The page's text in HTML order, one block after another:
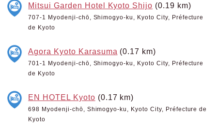
Mitsui Garden Hotel Kyoto Shijo (0.19 km)
707-1 Myodenji-chō, Shimogyo-ku, Kyoto City, Préfecture
de Kyoto
Agora Kyoto Karasuma (0.17 km)
701-1 Myodenji-chō, Shimogyo-ku, Kyoto City, Préfecture
de Kyoto
EN HOTEL Kyoto (0.17 km)
698 Myodenji-chō, Shimogyo-ku, Kyoto City, Préfecture de
Kyoto